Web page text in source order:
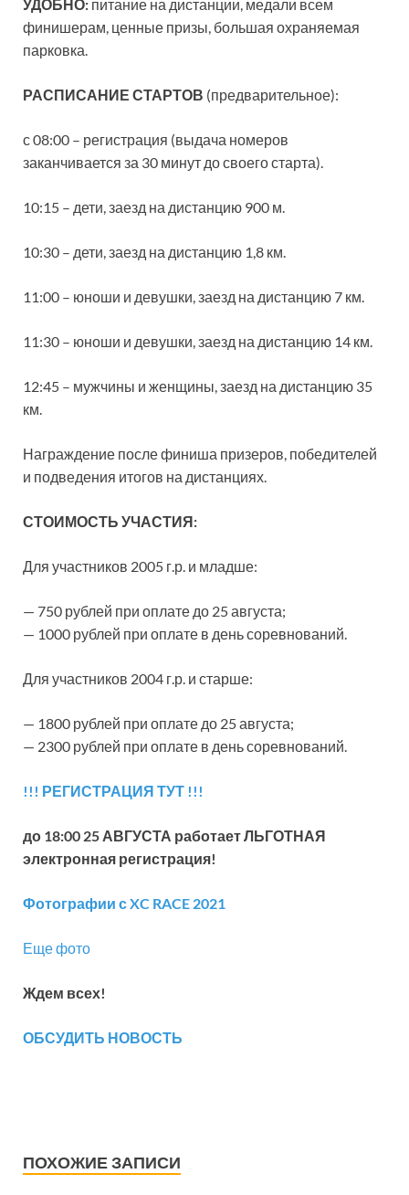
УДОБНО: питание на дистанции, медали всем
финишерам, ценные призы, большая охраняемая
парковка.
РАСПИСАНИЕ СТАРТОВ (предварительное):
с 08:00 – регистрация (выдача номеров
заканчивается за 30 минут до своего старта).
10:15 – дети, заезд на дистанцию 900 м.
10:30 – дети, заезд на дистанцию 1,8 км.
11:00 – юноши и девушки, заезд на дистанцию 7 км.
11:30 – юноши и девушки, заезд на дистанцию 14 км.
12:45 – мужчины и женщины, заезд на дистанцию 35
км.
Награждение после финиша призеров, победителей
и подведения итогов на дистанциях.
СТОИМОСТЬ УЧАСТИЯ:
Для участников 2005 г.р. и младше:
— 750 рублей при оплате до 25 августа;
— 1000 рублей при оплате в день соревнований.
Для участников 2004 г.р. и старше:
— 1800 рублей при оплате до 25 августа;
— 2300 рублей при оплате в день соревнований.
!!! РЕГИСТРАЦИЯ ТУТ !!!
до 18:00 25 АВГУСТА работает ЛЬГОТНАЯ
электронная регистрация!
Фотографии с XC RACE 2021
Еще фото
Ждем всех!
ОБСУДИТЬ НОВОСТЬ
ПОХОЖИЕ ЗАПИСИ